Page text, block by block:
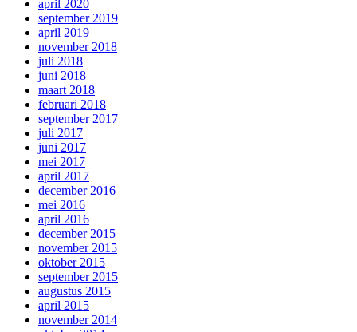
april 2020
september 2019
april 2019
november 2018
juli 2018
juni 2018
maart 2018
februari 2018
september 2017
juli 2017
juni 2017
mei 2017
april 2017
december 2016
mei 2016
april 2016
december 2015
november 2015
oktober 2015
september 2015
augustus 2015
april 2015
november 2014